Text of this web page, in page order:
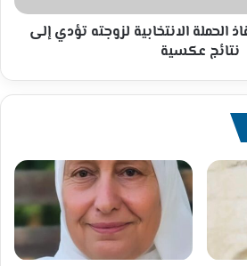
الحملة الانتخابية لزوجته تؤدي إلى
نتائج عكسية